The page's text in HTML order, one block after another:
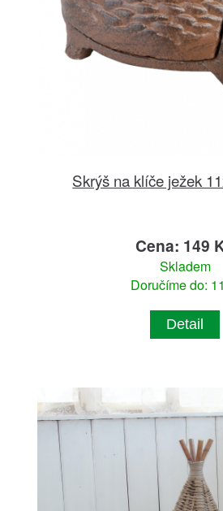
Skrýš na klíče ježek
Cena: 149
Skladem
Doručíme do:
Detail